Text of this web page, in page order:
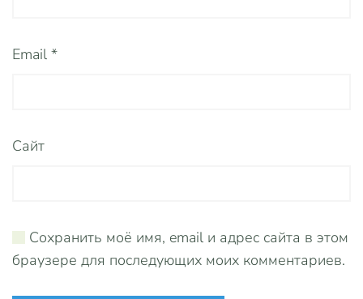
Email *
Сайт
Сохранить моё имя, email и адрес сайта в этом
браузере для последующих моих комментариев.